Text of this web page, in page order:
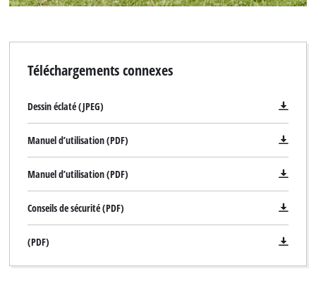
Téléchargements connexes
Dessin éclaté (JPEG)
Manuel d’utilisation (PDF)
Manuel d’utilisation (PDF)
Conseils de sécurité (PDF)
(PDF)